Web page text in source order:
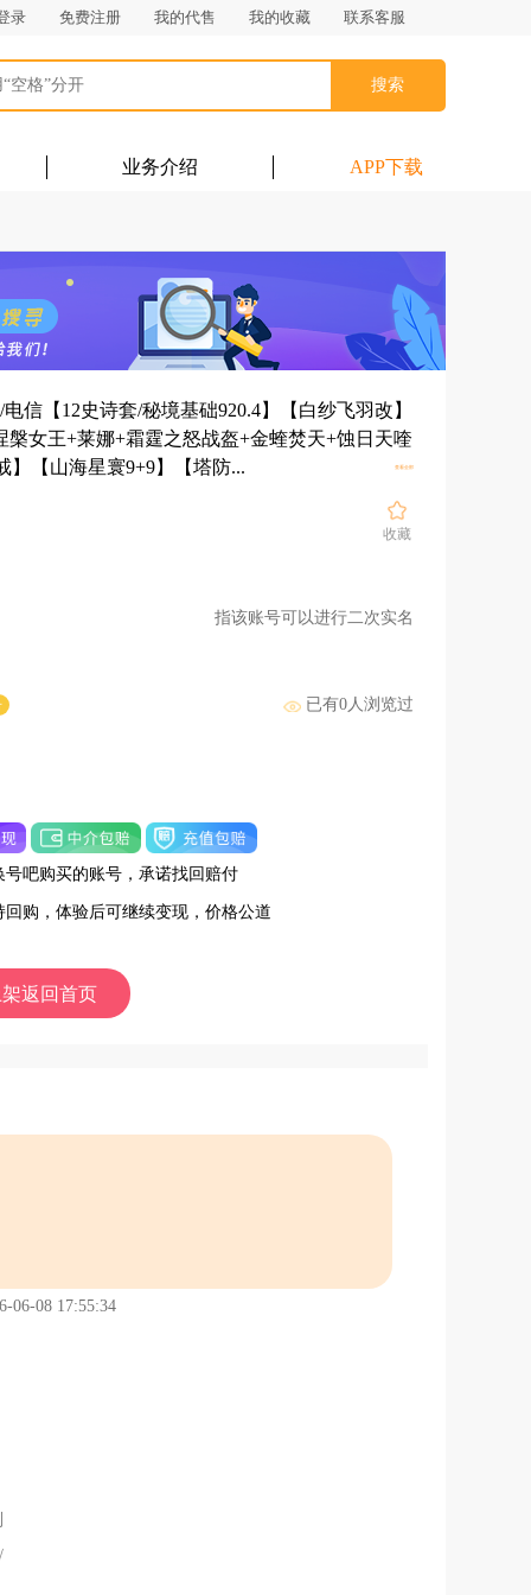
录 免费注册 我的代售 我的收藏 联系客服
搜索
业务介绍 APP下载
电信【12史诗套/秘境基础920.4】【白纱飞羽改】
槃女王+莱娜+霜霆之怒战盔+金蝰焚天+蚀日天喹
】【山海星寰9+9】【塔防...
查看全部
展开
收藏
指该账号可以进行二次实名
已有0人浏览过
号吧购买的账号，承诺找回赔付
回购，体验后可继续变现，价格公道
返回首页
06-08 17:55:34